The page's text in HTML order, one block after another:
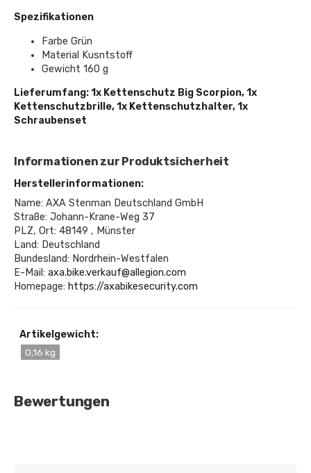
Spezifikationen
Farbe Grün
Material Kusntstoff
Gewicht 160 g
Lieferumfang: 1x Kettenschutz Big Scorpion, 1x
Kettenschutzbrille, 1x Kettenschutzhalter, 1x
Schraubenset
Informationen zur Produktsicherheit
Herstellerinformationen:
Name: AXA Stenman Deutschland GmbH
Straße: Johann-Krane-Weg 37
PLZ, Ort: 48149 , Münster
Land: Deutschland
Bundesland: Nordrhein-Westfalen
E-Mail: axa.bike.verkauf@allegion.com
Homepage: https://axabikesecurity.com
Artikelgewicht:
0,16 kg
Bewertungen